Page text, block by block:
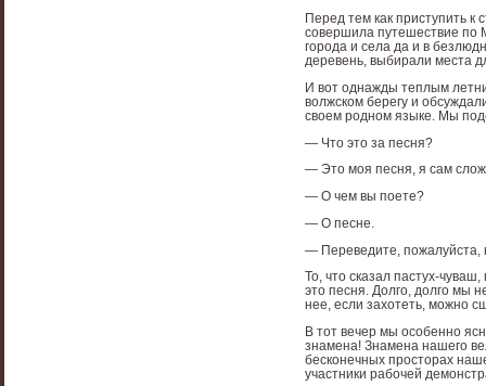
Перед тем как приступить
совершила путешествие по
города и села да и в
деревень, выбирали места
И вот однажды теплым
волжском берегу и
своем родном языке. Мы
— Что это за песня?
— Это моя песня, я сам
— О чем вы поете?
— О песне.
— Переведите, пожалуйста,
То, что сказал пастух-
это песня. Долго, долго мы
нее, если захотеть, можно
В тот вечер мы особенно
знамена! Знамена нашего
бесконечных просторах
участники рабочей